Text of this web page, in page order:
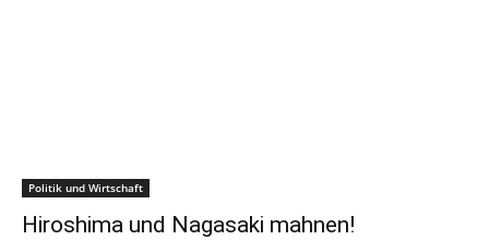
Politik und Wirtschaft
Hiroshima und Nagasaki mahnen!